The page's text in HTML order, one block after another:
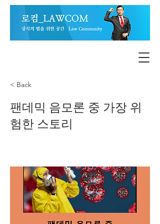
< Back
팬데믹 음모론 중 가장 위
험한 스토리